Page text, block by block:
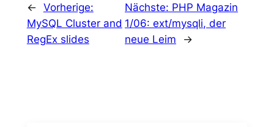
← Vorherige:
MySQL Cluster and
RegEx slides
Nächste: PHP Magazin
1/06: ext/mysqli, der
neue Leim
→